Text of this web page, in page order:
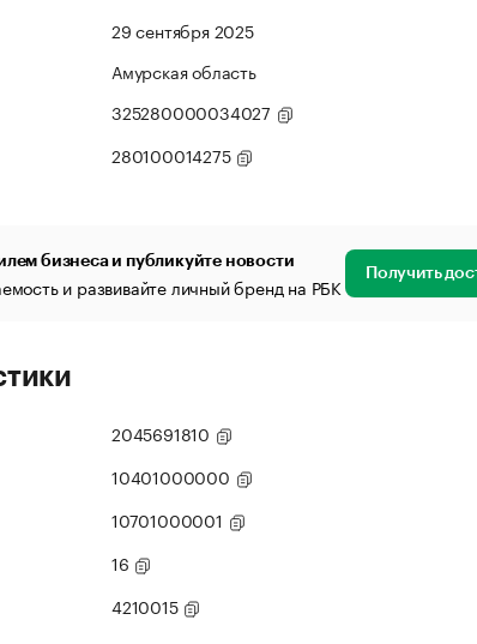
29 сентября 2025
Амурская область
325280000034027
280100014275
бизнеса и публикуйте новости
и развивайте личный бренд на РБК Получить
2045691810
10401000000
10701000001
16
4210015